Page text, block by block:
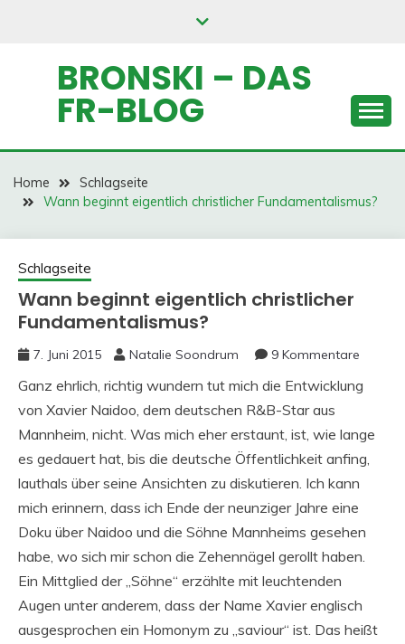
BRONSKI – DAS
FR-BLOG
Home
Schlagseite
Wann beginnt eigentlich christlicher Fundamentalismus?
Schlagseite
Wann beginnt eigentlich christlicher
Fundamentalismus?
7. Juni 2015 Natalie Soondrum 9 Kommentare
Ganz ehrlich, richtig wundern tut mich die Entwicklung
von Xavier Naidoo, dem deutschen R&B-Star aus
Mannheim, nicht. Was mich eher erstaunt, ist, wie lange
es gedauert hat, bis die deutsche Öffentlichkeit anfing,
lauthals über seine Ansichten zu diskutieren. Ich kann
mich erinnern, dass ich Ende der neunziger Jahre eine
Doku über Naidoo und die Söhne Mannheims gesehen
habe, wo sich mir schon die Zehennägel gerollt haben.
Ein Mittglied der „Söhne“ erzählte mit leuchtenden
Augen unter anderem, dass der Name Xavier englisch
ausgesprochen ein Homonym zu „saviour“ ist. Das heißt